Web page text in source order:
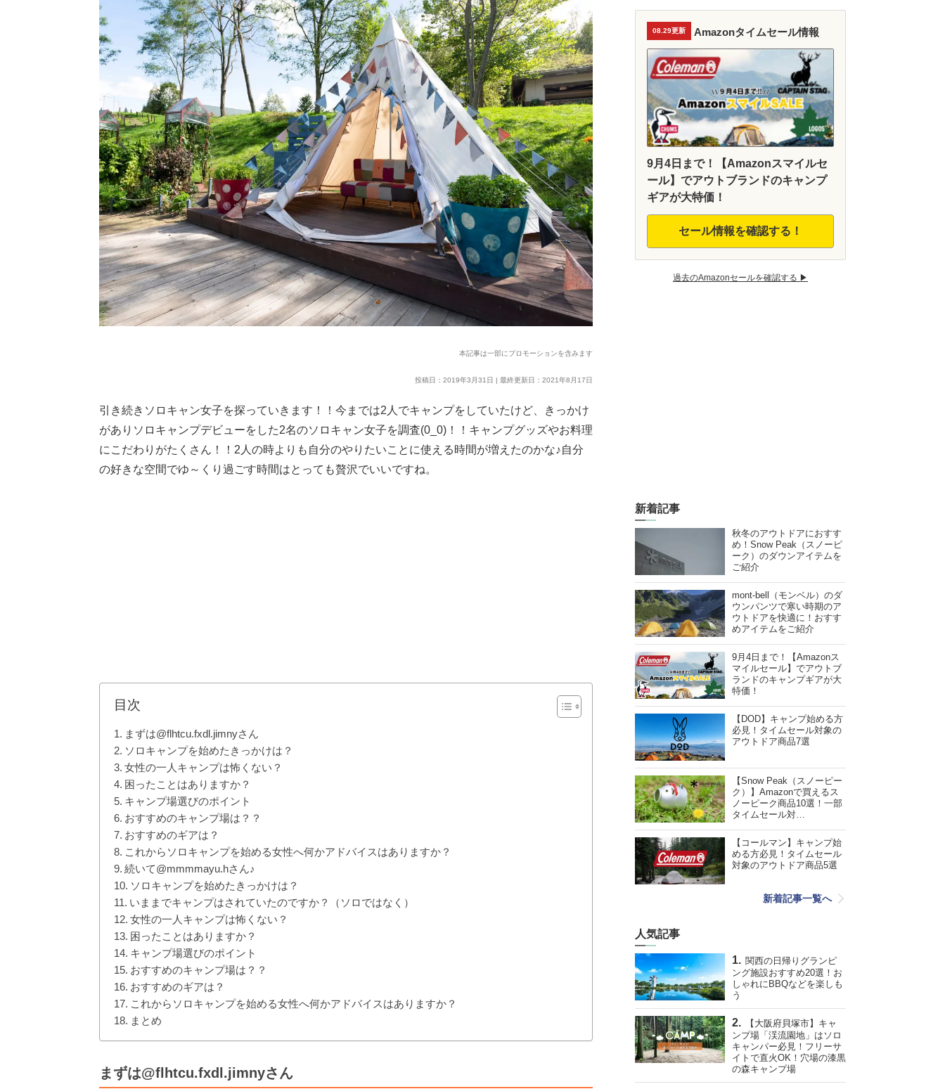
本記事は一部にプロモーションを含みます
投稿日：2019年3月31日 | 最終更新日：2021年8月17日
引き続きソロキャン女子を探っていきます！！今までは2人でキャンプをしていたけど、きっかけ
がありソロキャンプデビューをした2名のソロキャン女子を調査(0_0)！！キャンプグッズやお料理
にこだわりがたくさん！！2人の時よりも自分のやりたいことに使える時間が増えたのかな♪自分
の好きな空間でゆ～くり過ごす時間はとっても贅沢でいいですね。
目次
まずは@flhtcu.fxdl.jimnyさん
ソロキャンプを始めたきっかけは？
女性の一人キャンプは怖くない？
困ったことはありますか？
キャンプ場選びのポイント
おすすめのキャンプ場は？？
おすすめのギアは？
これからソロキャンプを始める女性へ何かアドバイスはありますか？
続いて@mmmmayu.hさん♪
ソロキャンプを始めたきっかけは？
いままでキャンプはされていたのですか？（ソロではなく）
女性の一人キャンプは怖くない？
困ったことはありますか？
キャンプ場選びのポイント
おすすめのキャンプ場は？？
おすすめのギアは？
これからソロキャンプを始める女性へ何かアドバイスはありますか？
まとめ
まずは@flhtcu.fxdl.jimnyさん
08.29更新 Amazonタイムセール情報
9月4日まで！【Amazonスマイルセ
ール】でアウトブランドのキャンプ
ギアが大特価！
セール情報を確認する！
過去のAmazonセールを確認する ▶︎
新着記事
秋冬のアウトドアにおすす
め！Snow Peak（スノーピ
ーク）のダウンアイテムを
ご紹介
mont-bell（モンベル）のダ
ウンパンツで寒い時期のア
ウトドアを快適に！おすす
めアイテムをご紹介
9月4日まで！【Amazonス
マイルセール】でアウトブ
ランドのキャンプギアが大
特価！
【DOD】キャンプ始める方
必見！タイムセール対象の
アウトドア商品7選
【Snow Peak（スノーピー
ク）】Amazonで買えるス
ノーピーク商品10選！一部
タイムセール対…
【コールマン】キャンプ始
める方必見！タイムセール
対象のアウトドア商品5選
新着記事一覧へ
人気記事
関西の日帰りグランピ
ング施設おすすめ20選！お
しゃれにBBQなどを楽しも
う
【大阪府貝塚市】キャ
ンプ場「渓流園地」はソロ
キャンパー必見！フリーサ
イトで直火OK！穴場の漆黒
の森キャンプ場